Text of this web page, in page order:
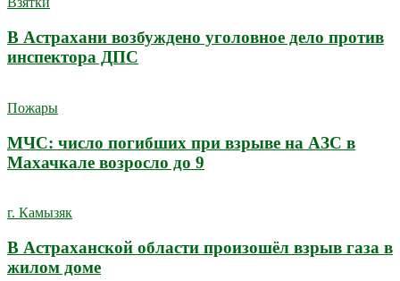
В Астрахани возбуждено уголовное дело против
инспектора ДПС
Пожары
МЧС: число погибших при взрыве на АЗС в
Махачкале возросло до 9
г. Камызяк
В Астраханской области произошёл взрыв газа в
жилом доме